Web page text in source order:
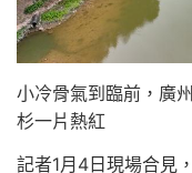
小冷骨氣到臨前，廣
杉一片熱紅
記者1月4日現場合見